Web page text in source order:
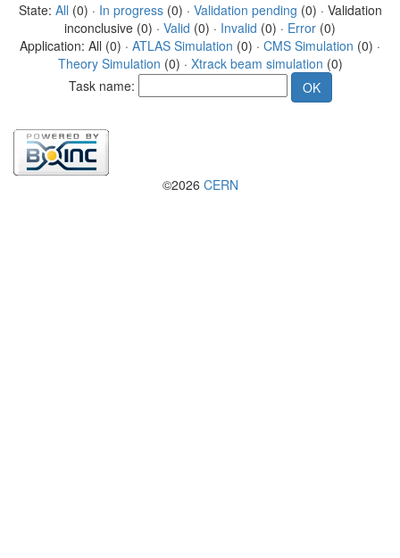
State: All (0) · In progress(0) · Validation pending (0) · Validation
inconclusive (0) · Valid (0) · Invalid (0) · Error (0)
Application: All (0) · ATLAS Simulation (0) · CMS Simulation (0) ·
Theory Simulation (0) · Xtrack beam simulation (0)
Task name:
©2026 CERN